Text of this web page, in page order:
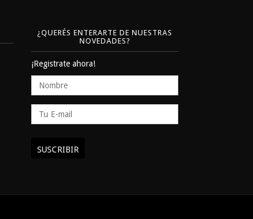
¿QUERÉS ENTERARTE DE NUESTRAS
NOVEDADES?
¡Registrate ahora!